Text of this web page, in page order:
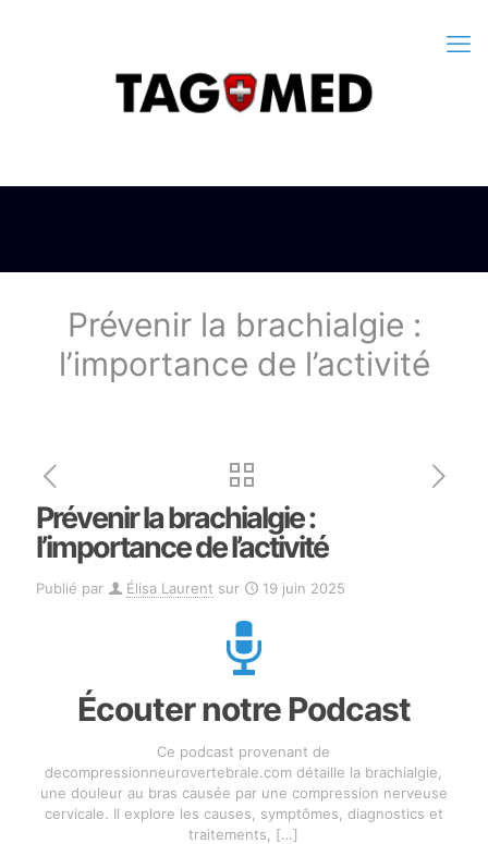
Prévenir la brachialgie :
l’importance de l’activité
Prévenir la brachialgie :
l’importance de l’activité
Publié par Élisa Laurent sur 19 juin 2025
Écouter notre Podcast
Ce podcast provenant de
decompressionneurovertebrale.com détaille la brachialgie,
une douleur au bras causée par une compression nerveuse
cervicale. Il explore les causes, symptômes, diagnostics et
traitements,
[…]